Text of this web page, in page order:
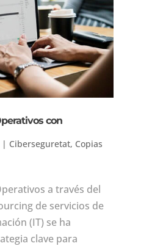
con
Ciberseguretat, Copias
a través del
de servicios de
(IT) se ha
clave para